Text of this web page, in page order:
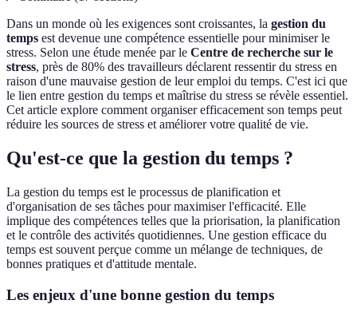
Dans un monde où les exigences sont croissantes, la gestion du
temps est devenue une compétence essentielle pour minimiser le
stress. Selon une étude menée par le Centre de recherche sur le
stress, près de 80% des travailleurs déclarent ressentir du stress en
raison d'une mauvaise gestion de leur emploi du temps. C'est ici que
le lien entre gestion du temps et maîtrise du stress se révèle essentiel.
Cet article explore comment organiser efficacement son temps peut
réduire les sources de stress et améliorer votre qualité de vie.
Qu'est-ce que la gestion du temps ?
La gestion du temps est le processus de planification et
d'organisation de ses tâches pour maximiser l'efficacité. Elle
implique des compétences telles que la priorisation, la planification
et le contrôle des activités quotidiennes. Une gestion efficace du
temps est souvent perçue comme un mélange de techniques, de
bonnes pratiques et d'attitude mentale.
Les enjeux d'une bonne gestion du temps